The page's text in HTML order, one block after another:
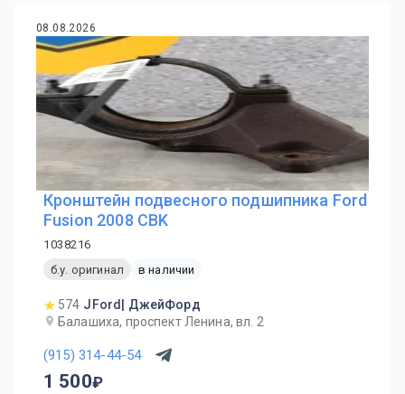
08.08.2026
Кронштейн подвесного подшипника Ford
Fusion 2008 CBK
1038216
б.у. оригинал
в наличии
574 JFord| ДжейФорд
Балашиха, проспект Ленина, вл. 2
(915) 314-44-54
1 500